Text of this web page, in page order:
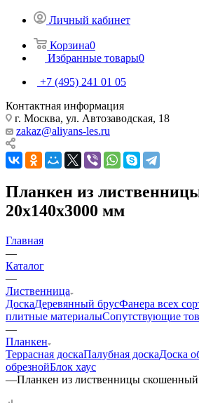
Личный кабинет
Корзина0
Избранные товары0
+7 (495) 241 01 05
Контактная информация
г. Москва, ул. Автозаводская, 18
zakaz@aliyans-les.ru
Планкен из
20х140х3000 мм
Главная
—
Каталог
—
Лиственница
ДоскаДеревянный брусФанера всех
плитные материалыСопутствующие
—
Планкен
Террасная доскаПалубная доскаДоска
обрезнойБлок хаус
—Планкен из лиственницы